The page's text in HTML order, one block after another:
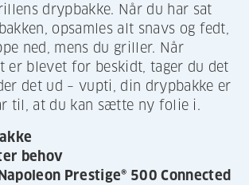
drypbakke. Når du har sat
opsamles alt snavs og fedt,
ned, mens du griller. Når
er blevet for beskidt, tager du det
det ud – vupti, din drypbakke er
til, at du kan sætte ny folie i.
behov
Prestige® 500 Connected